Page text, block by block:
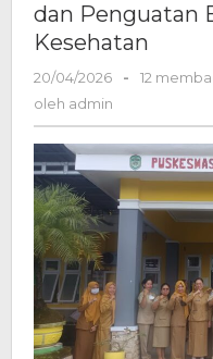
dan Penguatan
Kesehatan
20/04/2026
oleh
-
12
oleh admin